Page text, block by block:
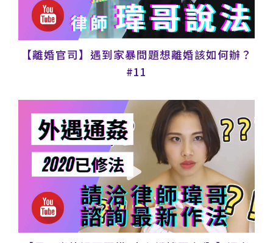
【離婚官司】遇到家暴問題想離婚該如何辦？
#11